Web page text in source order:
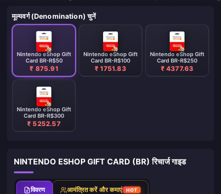
मूल्यवर्ग (Denomination) चुनें
Nintendo eShop Gift
Card BR-R$50
₹ 875.91
Nintendo eShop Gift
Card BR-R$100
₹ 1751.83
Nintendo eShop Gift
Card BR-R$250
₹ 4377.63
Nintendo eShop Gift
Card BR-R$300
₹ 5252.57
NINTENDO ESHOP GIFT CARD (BR) रिचार्ज गाइड
विवरण आमंत्रित करें और कमाएं HOT